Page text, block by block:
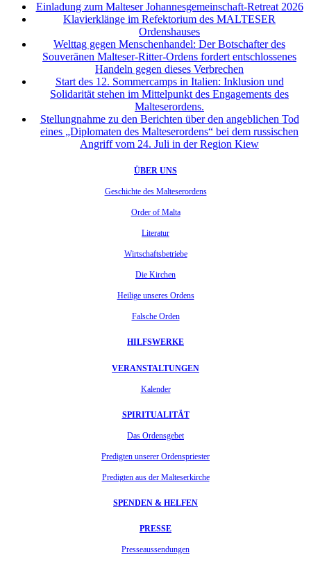
Einladung zum Malteser Johannesgemeinschaft-Retreat 2026
Klavierklänge im Refektorium des MALTESER
Ordenshauses
Welttag gegen Menschenhandel: Der Botschafter des
Souveränen Malteser-Ritter-Ordens fordert entschlossenes
Handeln gegen dieses Verbrechen
Start des 12. Sommercamps in Italien: Inklusion und
Solidarität stehen im Mittelpunkt des Engagements des
Malteserordens.
Stellungnahme zu den Berichten über den angeblichen Tod
eines „Diplomaten des Malteserordens“ bei dem russischen
Angriff vom 24. Juli in der Region Kiew
ÜBER UNS
Geschichte des Malteserordens
Order of Malta
Literatur
Wirtschaftsbetriebe
Die Kirchen
Heilige unseres Ordens
Falsche Orden
HILFSWERKE
VERANSTALTUNGEN
Kalender
SPIRITUALITÄT
Das Ordensgebet
Predigten unserer Ordenspriester
Predigten aus der Malteserkirche
SPENDEN & HELFEN
PRESSE
Presseaussendungen